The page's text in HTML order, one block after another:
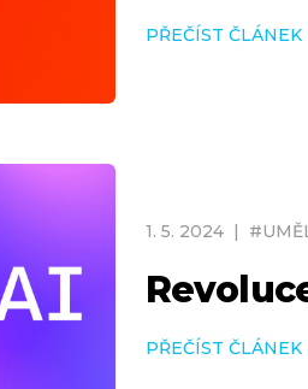
PŘEČÍST ČLÁNEK
1. 5. 2024 | #
PŘEČÍST ČLÁNEK